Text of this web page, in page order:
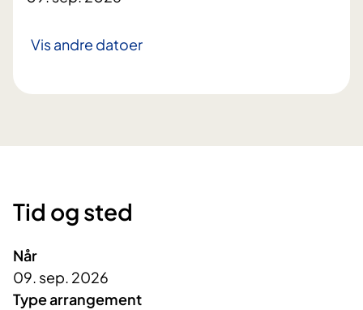
Vis andre datoer
Tid og sted
Når
09. sep. 2026
Type arrangement